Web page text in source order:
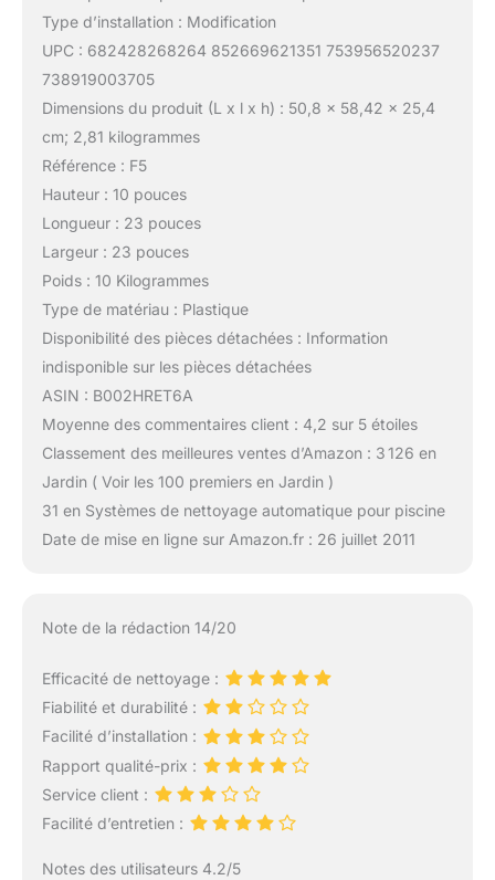
Type d’installation : Modification
UPC : 682428268264 852669621351 753956520237
738919003705
Dimensions du produit (L x l x h) : 50,8 x 58,42 x 25,4
cm; 2,81 kilogrammes
Référence : F5
Hauteur : 10 pouces
Longueur : 23 pouces
Largeur : 23 pouces
Poids : 10 Kilogrammes
Type de matériau : Plastique
Disponibilité des pièces détachées : Information
indisponible sur les pièces détachées
ASIN : B002HRET6A
Moyenne des commentaires client : 4,2 sur 5 étoiles
Classement des meilleures ventes d’Amazon : 3 126 en
Jardin ( Voir les 100 premiers en Jardin )
31 en Systèmes de nettoyage automatique pour piscine
Date de mise en ligne sur Amazon.fr : 26 juillet 2011
Note de la rédaction 14/20
Efficacité de nettoyage :
Fiabilité et durabilité :
Facilité d’installation :
Rapport qualité-prix :
Service client :
Facilité d’entretien :
Notes des utilisateurs 4.2/5